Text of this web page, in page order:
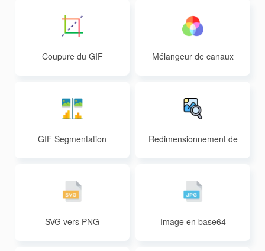
Coupure du GIF Mélangeur de canaux
GIF Segmentation
Redimensionnement de
SVG vers PNG Image en base64